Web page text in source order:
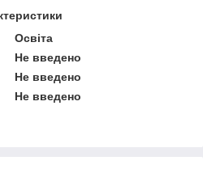
Освіта
Не введено
Не введено
Не введено